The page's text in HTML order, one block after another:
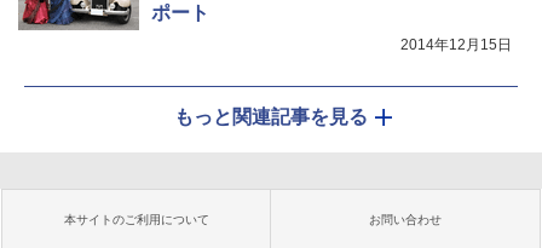
ポート
2014年12月15日
もっと関連記事を見る
本サイトのご利用について お問い合わせ